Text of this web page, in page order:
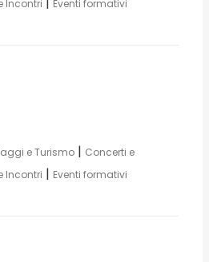
Incontri
Eventi formativi
e Turismo | Concerti e
Incontri | Eventi formativi